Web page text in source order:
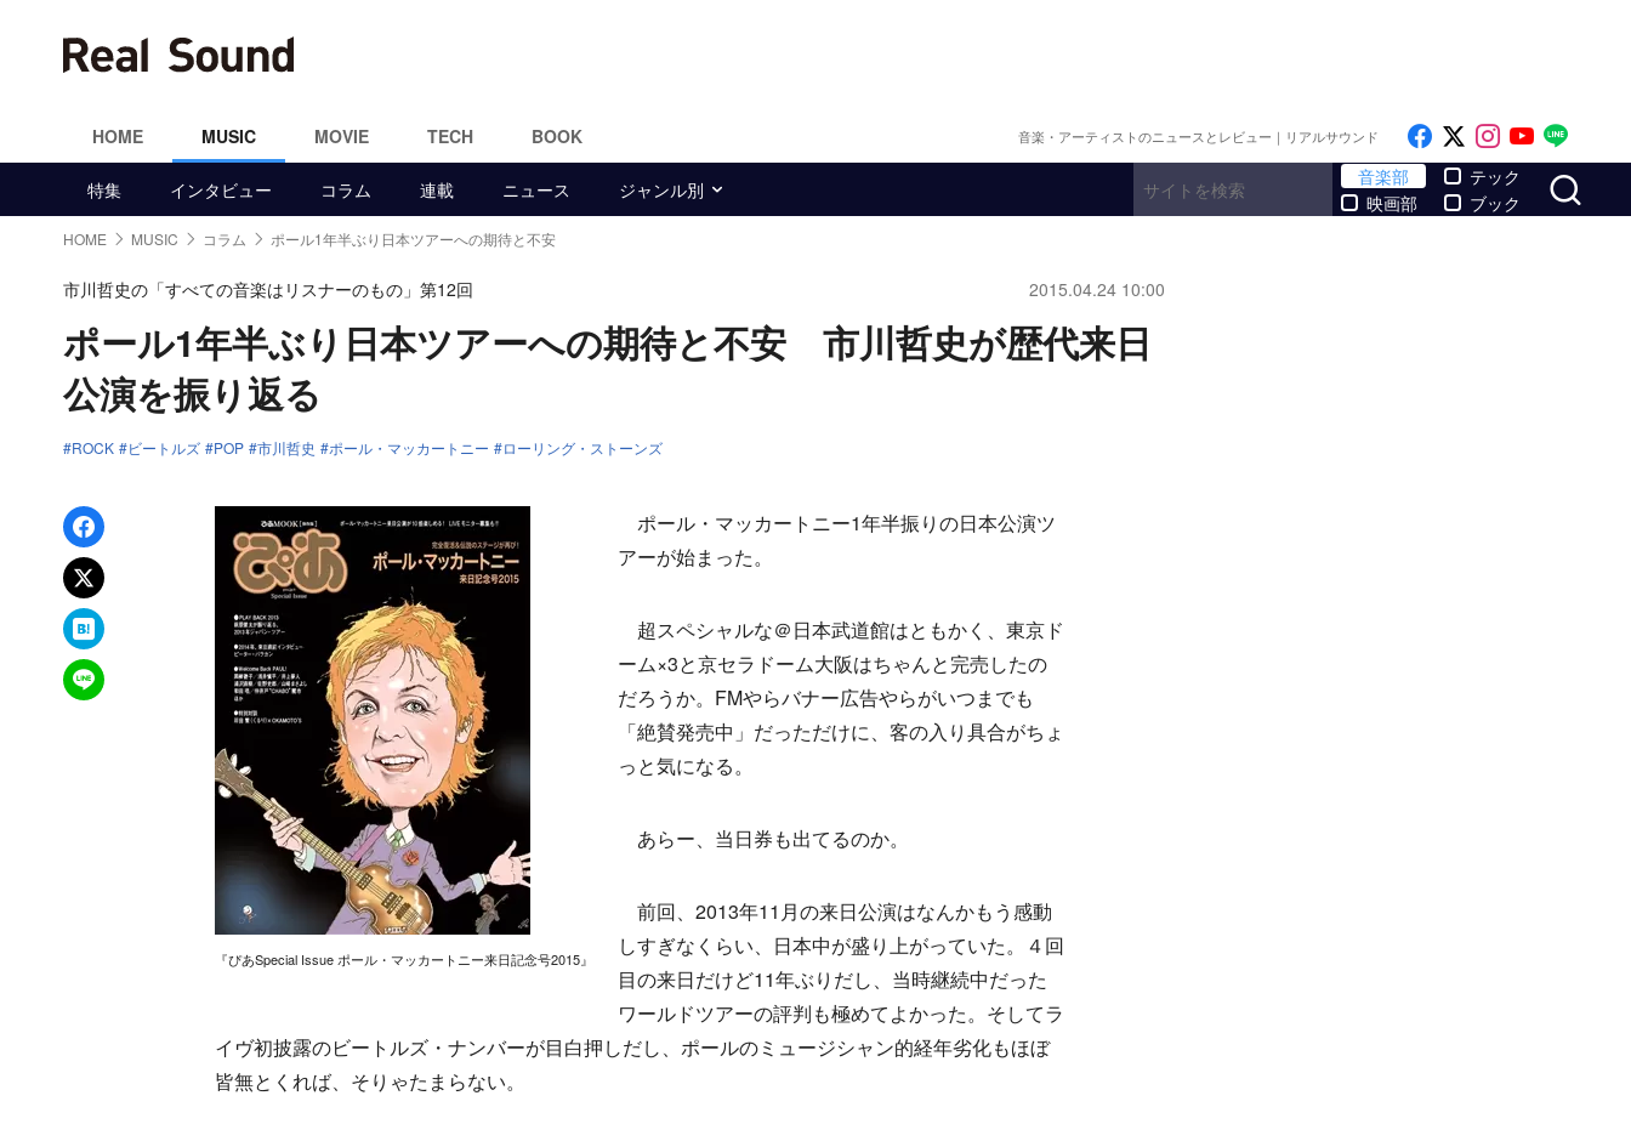
HOME MUSIC MOVIE TECH BOOK 音楽・アーティストのニュースとレビュー｜リアルサウンド Like on Facebook
Follow on x
Follow on
Follow
特集 インタビュー コラム 連載 ニュース ジャンル別
音楽部
映画部
テック
ブック
HOME MUSIC コラム ポール1年半ぶり日本ツアーへの期待と不安
市川哲史の「すべての音楽はリスナーのもの」第12回 2015.04.24 10:00
ポール1年半ぶり日本ツアーへの期待と不安 市川哲史が歴代来日
公演を振り返る
ROCK ビートルズ POP 市川哲史 ポール・マッカートニー ローリング・ストーンズ
Facebookでシェア
xでポスト
はてなブックマーク
LINEで送る
『ぴあSpecial Issue ポール・マッカートニー来日記念号2015』
ポール・マッカートニー1年半振りの日本公演ツ
アーが始まった。
超スペシャルな＠日本武道館はともかく、東京ド
ーム×3と京セラドーム大阪はちゃんと完売したの
だろうか。FMやらバナー広告やらがいつまでも
「絶賛発売中」だっただけに、客の入り具合がちょ
っと気になる。
あらー、当日券も出てるのか。
前回、2013年11月の来日公演はなんかもう感動
しすぎなくらい、日本中が盛り上がっていた。４回
目の来日だけど11年ぶりだし、当時継続中だった
ワールドツアーの評判も極めてよかった。そしてラ
イヴ初披露のビートルズ・ナンバーが目白押しだし、ポールのミュージシャン的経年劣化もほぼ
皆無とくれば、そりゃたまらない。